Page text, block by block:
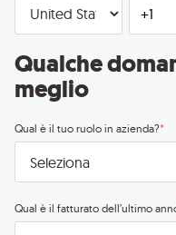
Qualche
meglio
Qual è il tuo ruolo in azienda?*
Qual è il fatturato dell’ultimo